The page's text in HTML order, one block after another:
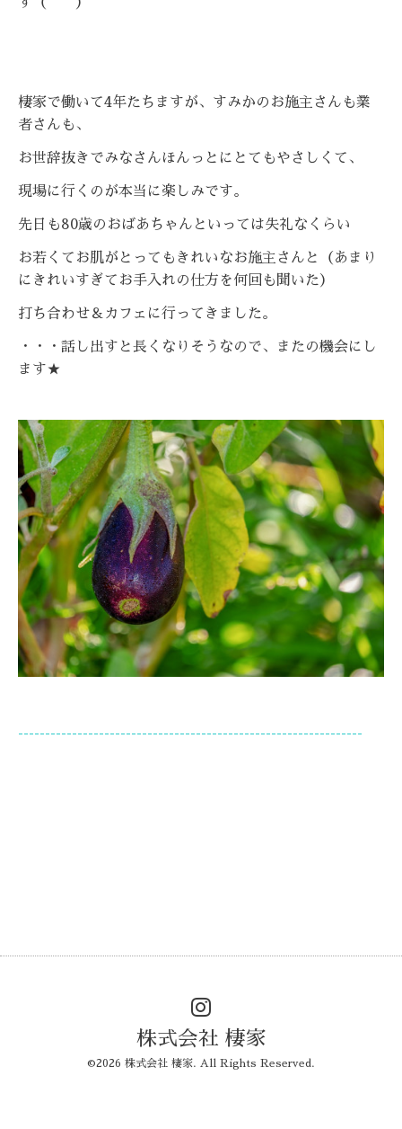
す（＾＾）
棲家で働いて4年たちますが、すみかのお施主さんも業
者さんも、
お世辞抜きでみなさんほんっとにとてもやさしくて、
現場に行くのが本当に楽しみです。
先日も80歳のおばあちゃんといっては失礼なくらい
お若くてお肌がとってもきれいなお施主さんと（あまり
にきれいすぎてお手入れの仕方を何回も聞いた）
打ち合わせ＆カフェに行ってきました。
・・・話し出すと長くなりそうなので、またの機会にし
ます★
----------------------------------------------------------------
株式会社 棲家
©2026 株式会社 棲家. All Rights Reserved.